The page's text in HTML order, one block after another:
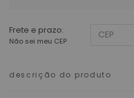
Frete e prazo:
Não sei meu CEP
descrição do produto